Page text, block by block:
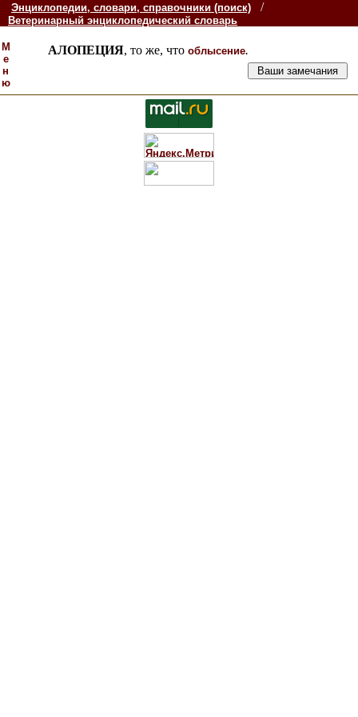
Энциклопедии, словари, справочники (поиск) /
Ветеринарный энциклопедический словарь
М
е
н
ю
АЛОПЕЦИЯ, то же, чтооблысение.